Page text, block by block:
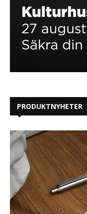
PRODUKTNYHETER